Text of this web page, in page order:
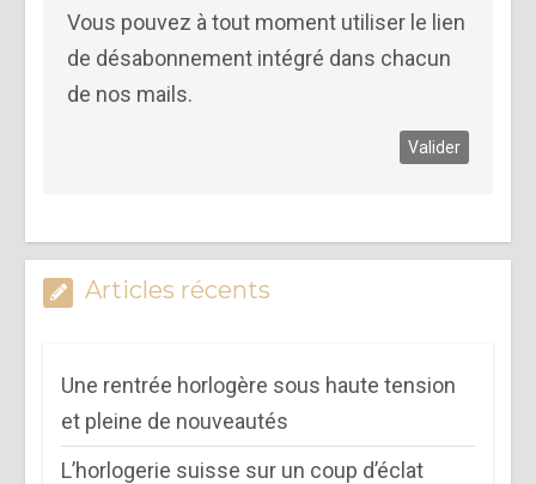
Vous pouvez à tout moment utiliser le lien
de désabonnement intégré dans chacun
de nos mails.
Articles récents
Une rentrée horlogère sous haute tension
et pleine de nouveautés
L’horlogerie suisse sur un coup d’éclat